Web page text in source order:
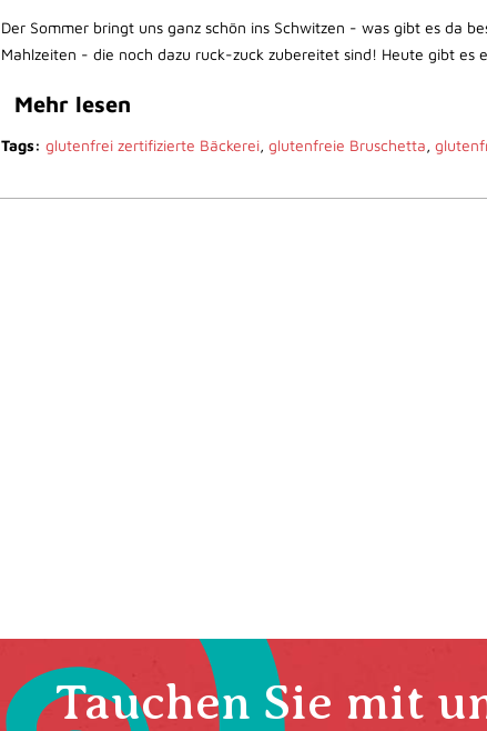
Der Sommer bringt uns ganz schön ins Schwitzen - was gibt es da
Mahlzeiten - die noch dazu ruck-zuck zubereitet sind! Heute gibt es
Mehr lesen
Tags: glutenfrei zertifizierte Bäckerei,glutenfreie Bruschetta,
Tauchen Sie mit